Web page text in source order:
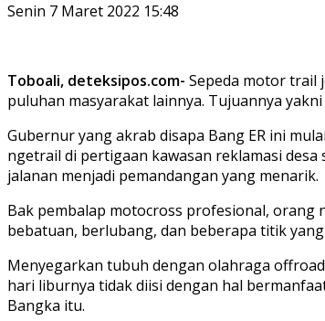
Senin 7 Maret 2022 15:48
Toboali, deteksipos.com- Sepeda motor trail
puluhan masyarakat lainnya. Tujuannya
Gubernur yang akrab disapa Bang ER ini
ngetrail di pertigaan kawasan reklamasi
jalanan menjadi pemandangan yang menarik.
Bak pembalap motocross profesional, orang
bebatuan, berlubang, dan beberapa titik
Menyegarkan tubuh dengan olahraga
hari liburnya tidak diisi dengan hal
Bangka itu.